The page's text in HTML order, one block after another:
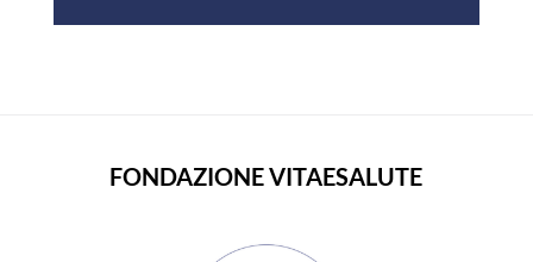
FONDAZIONE VITAESALUTE